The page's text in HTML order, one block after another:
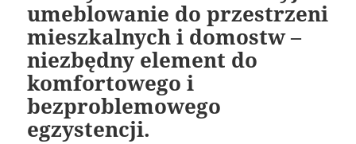
umeblowanie do przestrzeni
mieszkalnych i domostw –
niezbędny element do
komfortowego i
bezproblemowego
egzystencji.